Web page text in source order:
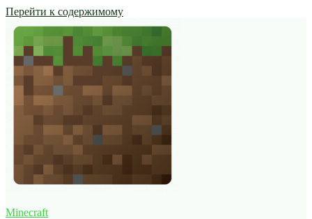
Перейти к содержимому
Minecraft